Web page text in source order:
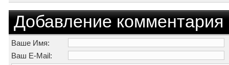
Добавление комментария
Ваше Имя:
Ваш E-Mail: